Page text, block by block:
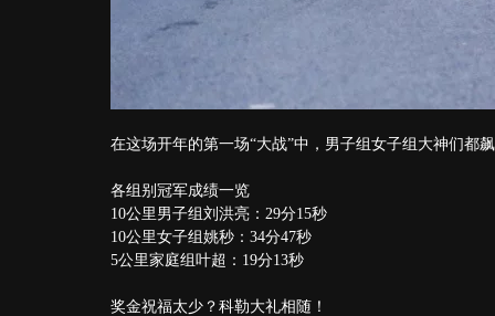
在这场开年的第一场“大战”中，男子组女子组大神们都
各组别冠军成绩一览
10公里男子组刘洪亮：29分15秒
10公里女子组姚秒：34分47秒
5公里家庭组叶超：19分13秒
奖金祝福太少？科勒大礼相随！